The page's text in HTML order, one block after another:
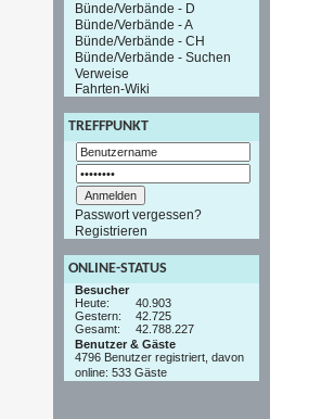
Bünde/Verbände - D
Bünde/Verbände - A
Bünde/Verbände - CH
Bünde/Verbände - Suchen
Verweise
Fahrten-Wiki
TREFFPUNKT
Passwort vergessen?
Registrieren
ONLINE-STATUS
Besucher
Heute:
40.903
Gestern:
42.725
Gesamt:
42.788.227
Benutzer & Gäste
4796 Benutzer registriert, davon
online: 533 Gäste